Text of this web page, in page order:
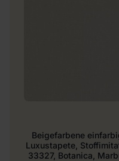
Beigefarbene
Luxustapete,
33327, Botanica,